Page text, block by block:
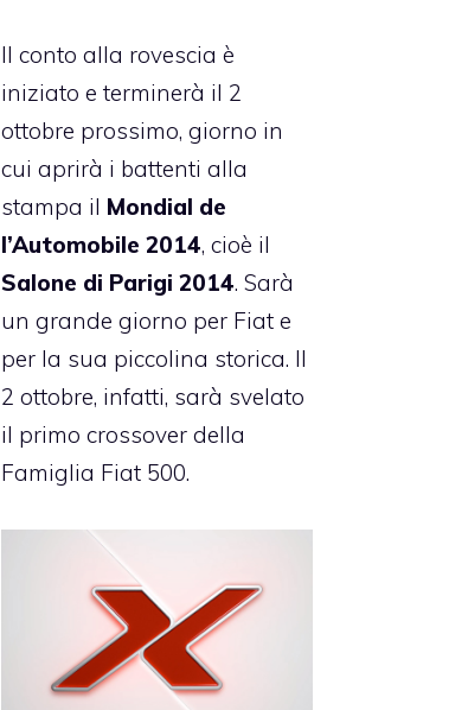
Il conto alla rovescia è
iniziato e terminerà il 2
ottobre prossimo, giorno in
cui aprirà i battenti alla
stampa il Mondial de
l’Automobile 2014, cioè il
Salone di Parigi 2014. Sarà
un grande giorno per Fiat e
per la sua piccolina storica. Il
2 ottobre, infatti, sarà svelato
il primo crossover della
Famiglia Fiat 500.